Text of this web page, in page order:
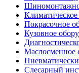
Покрасочное
Кузовное
Маслосменное
Слесарный